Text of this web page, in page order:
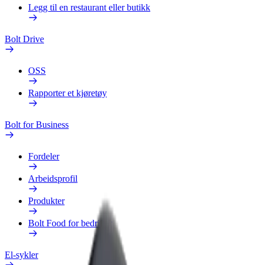
Legg til en restaurant eller butikk
Bolt Drive
OSS
Rapporter et kjøretøy
Bolt for Business
Fordeler
Arbeidsprofil
Produkter
Bolt Food for bedrifter
El-sykler